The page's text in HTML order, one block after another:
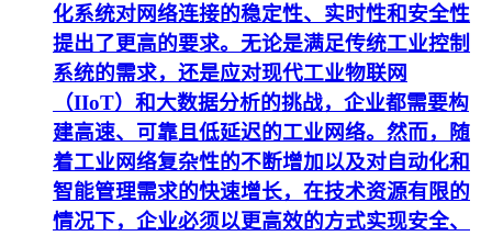
化系统对网络连接的稳定性、实时性和安全性
提出了更高的要求。无论是满足传统工业控制
系统的需求，还是应对现代工业物联网
（IIoT）和大数据分析的挑战，企业都需要构
建高速、可靠且低延迟的工业网络。然而，随
着工业网络复杂性的不断增加以及对自动化和
智能管理需求的快速增长，在技术资源有限的
情况下，企业必须以更高效的方式实现安全、